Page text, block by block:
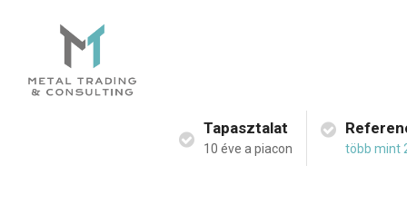
Tapasztalat
10 éve a piacon több mint